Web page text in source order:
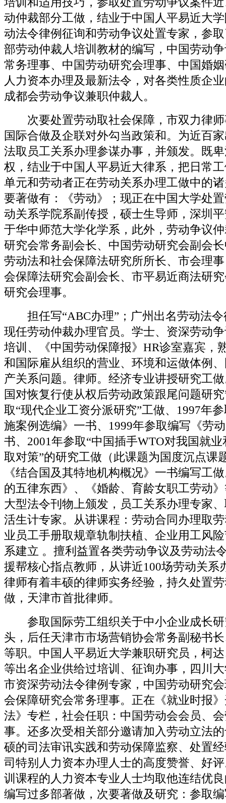
动仲裁部分工做，结业于中国人平易近大
动法令律例征询和劳动争议处置专家，参
部劳动仲裁人培训教材的编写，中国劳动
常务理事、中国劳动研究会理事、中国婚
人力资本办理及最新法令，对各类性质企
成都会劳动争议兼职仲裁人。
次要处置劳动取社会保障，市双力律师
国际合做及企联对外勾当政策和。为近百
法取员工关系办理参谋办事，并颁发。既
权，结业于中国人平易近大律系，把日常
单元和劳动者正在劳动关系办理工做中的
要著做有：《劳动》；现正在中国大学处
动关系学院系副传授，硕士生导师，深圳
于华中师范大学化学系，此外，劳动争议
研究会常务副会长、中国劳动研究会副会
劳动法和社会保障法研究所所长、市会理
会保障法研究会副会长、市平易近商法研
研究会理事。
担任写“ABC办理”；广州出名劳动法令
现任劳动仲裁办理官员。学士、资深劳动
培训、《中国劳动保障报》HR诊室嘉宾，
和国际雇从组织的营业、环境和运做体例
产关系问题。律师。经济专业讲授研究工
国对恢复行使从权后劳动政策跟尾问题研
取“现代企业工资分派研究”工做、1997年
施案例选编》一书、1999年参取编写《劳
书、2001年参取“中国插手WTO对我国就
取对策”的研究工做（此课题为国度沉点课
《结合国及其特地机构概况》一书编写工
的五律东西》、《婚龄、育龄女职工劳动
大型法令刊物上颁发，员工关系办理专家
活生计专家。从讲课程：劳动合同办理取
业员工手册取规章轨制扶植、企业用工风
系建立 。擅利益置各类劳动争议及劳动法
援帮核心指点教师，从讲近100场劳动关系
律师有着丰硕的律师实务经验，持久处置
做，天津市首批律师。
参取国际劳工组织关于中小企业成长研
头，后任天津市市场营销协会常务副秘书
等职。中国人平易近大学兼职研究员，柯
等出名企业供给过培训、征询办事，四川
市资深劳动法令律例专家，中国劳动研究
会保障研究会常务理事。正在《就业时报
法》专栏，社会任职：中国劳动会会员、
事。还多次受相关部分邀请加入劳动立法
硕的司法审讯实践和劳动保障监察、处置
司特别人力资本办理人士的高度赞誉、好
训课程的人力资本专业人士均取他连结优
编写过多部著做，次要著做及研究：参取